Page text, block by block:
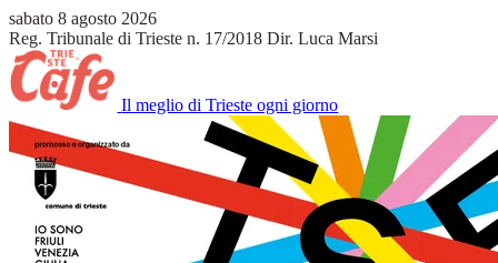
sabato 8 agosto 2026
Reg. Tribunale di Trieste n. 17/2018 Dir. Luca Marsi
Il meglio di Trieste ogni giorno